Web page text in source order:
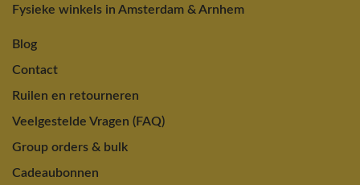
Fysieke winkels in Amsterdam & Arnhem
Blog
Contact
Ruilen en retourneren
Veelgestelde Vragen (FAQ)
Group orders & bulk
Cadeaubonnen